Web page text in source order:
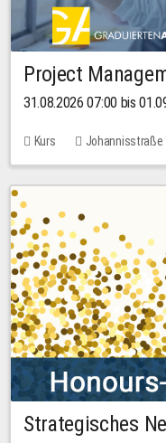
Project
31.08.2026 07:00 bis
Kurs
Johannisstraße
Keine freien Plätze
Strategisches